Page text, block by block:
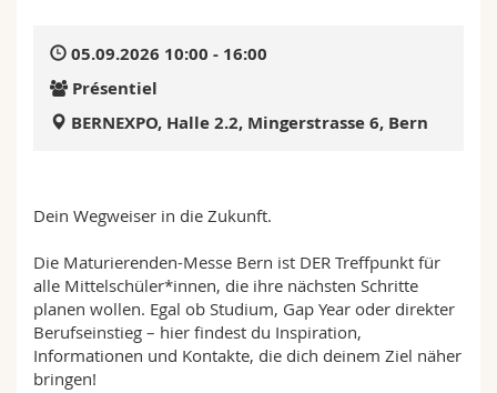
Interfacultaire
Doctorants
Programme des cours
05.09.2026 10:00 - 16:00
Présentiel
BERNEXPO, Halle 2.2, Mingerstrasse 6, Bern
Dein Wegweiser in die Zukunft.
Die Maturierenden-Messe Bern ist DER Treffpunkt für
alle Mittelschüler*innen, die ihre nächsten Schritte
planen wollen. Egal ob Studium, Gap Year oder direkter
Berufseinstieg – hier findest du Inspiration,
Informationen und Kontakte, die dich deinem Ziel näher
bringen!